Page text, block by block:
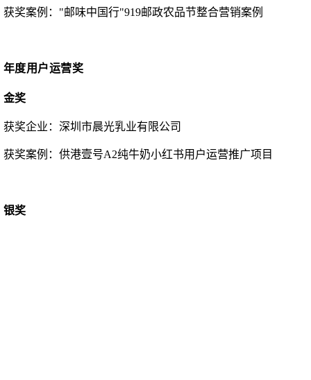
获奖案例： "邮味中国行"919邮政农品节整合营销案例
年度用户运营奖
金奖
获奖企业： 深圳市晨光乳业有限公司
获奖案例： 供港壹号A2纯牛奶小红书用户运营推广项目
银奖